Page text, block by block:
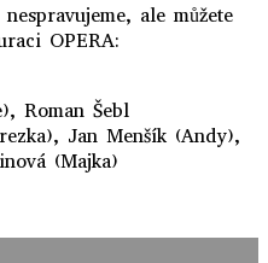
ale můžete
OPERA:
Roman Šebl
Jan Menšík (Andy),
(Majka)